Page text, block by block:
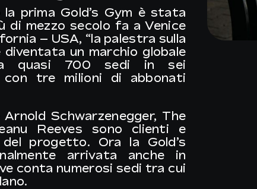
la prima Gold’s Gym è stata
di mezzo secolo fa a Venice
– USA, “la palestra sulla
diventata un marchio globale
quasi 700 sedi in sei
con tre milioni di abbonati
Arnold Schwarzenegger, The
Reeves sono clienti e
progetto. Ora la Gold’s
arrivata anche in
conta numerosi sedi tra cui